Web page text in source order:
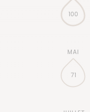
100
71